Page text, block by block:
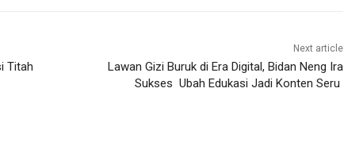
Titah
Next article
Lawan Gizi Buruk di Era Digital, Bidan Neng Ira
Sukses Ubah Edukasi Jadi Konten Seru